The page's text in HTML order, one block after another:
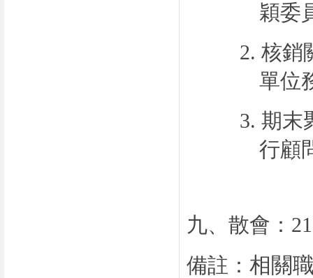
穎委
2. 核銷
單位
3. 期末
行顧
九、散會： 21
備註： 相關